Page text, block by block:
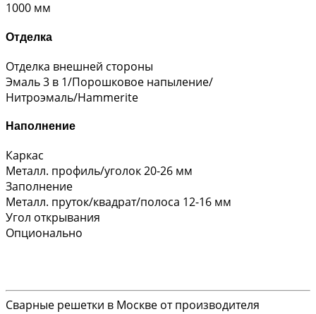
1000 мм
Отделка
Отделка внешней стороны
Эмаль 3 в 1/Порошковое напыление/
Нитроэмаль/Hammerite
Наполнение
Каркас
Металл. профиль/уголок 20-26 мм
Заполнение
Металл. пруток/квадрат/полоса 12-16 мм
Угол открывания
Опционально
Сварные решетки в Москве от производителя